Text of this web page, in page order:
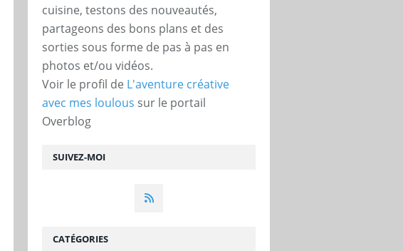
SUIVEZ-MOI
cuisine, testons des nouveautés,
partageons des bons plans et des
sorties sous forme de pas à pas en
photos et/ou vidéos.
Voir le profil de L'aventure créative
avec mes loulous sur le portail
Overblog
CATÉGORIES